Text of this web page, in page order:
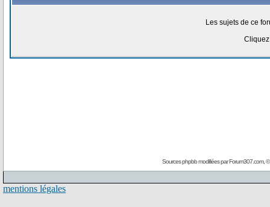
Les sujets de ce
Sources phpbb modifiées parForum307.com, ©
mentions légales